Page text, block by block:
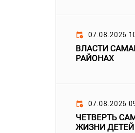
07.08.2026
ВЛАСТИ
РАЙОНАХ
07.08.2026
ЧЕТВЕРТЬ
ЖИЗНИ ДЕТЕЙ